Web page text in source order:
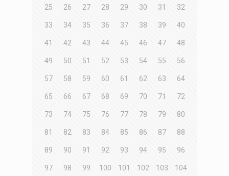
25 26 27 28 29 30 31 32
33 34 35 36 37 38 39 40
41 42 43 44 45 46 47 48
49 50 51 52 53 54 55 56
57 58 59 60 61 62 63 64
65 66 67 68 69 70 71 72
73 74 75 76 77 78 79 80
81 82 83 84 85 86 87 88
89 90 91 92 93 94 95 96
97 98 99 100 101 102 103 104